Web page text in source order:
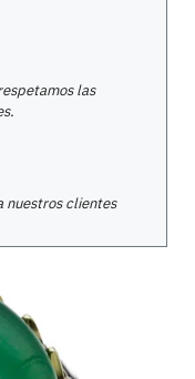
las
nuestros clientes